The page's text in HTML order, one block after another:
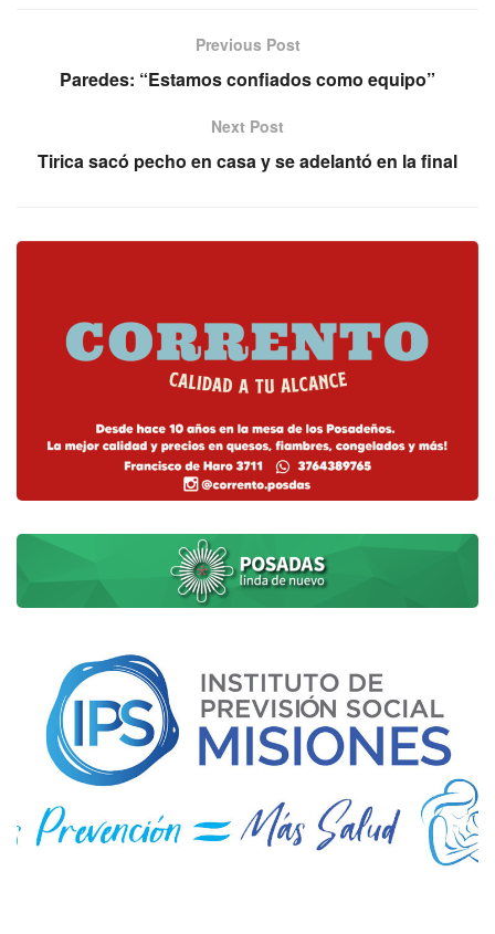
Previous Post
Paredes: “Estamos confiados como equipo”
Next Post
Tirica sacó pecho en casa y se adelantó en la final